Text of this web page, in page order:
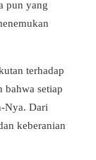
pun yang
terhadap
bahwa setiap
Nya. Dari
keberanian